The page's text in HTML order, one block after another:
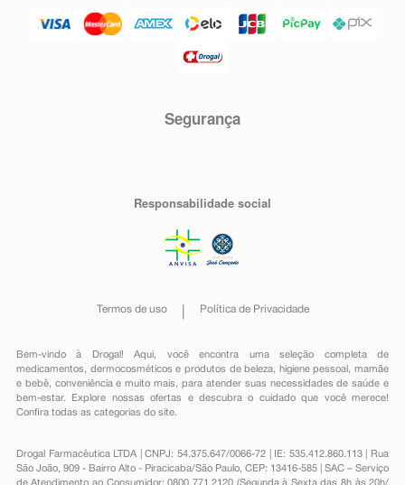
Segurança
Responsabilidade social
Termos de uso Política de Privacidade
Bem-vindo à Drogal! Aqui, você encontra uma seleção completa de
medicamentos , dermocosméticos e produtos de beleza, higiene pessoal ,mamãe
e bebê, conveniênciae muito mais, para atender suas necessidades de saúde e
bem-estar. Explore nossas ofertas e descubra o cuidado que você merece!
Confira todas as categorias do site.
Drogal Farmacêutica LTDA | CNPJ: 54.375.647/0066-72 | IE: 535.412.860.113 | Rua
São João, 909 - Bairro Alto - Piracicaba/São Paulo, CEP: 13416-585 | SAC – Serviço
de Atendimento ao Consumidor: 0800 771 2120 (Segunda à Sexta das 8h às 20h/